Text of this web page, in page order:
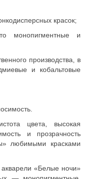
красок;
монопигментные и
производства, в
и кобальтовые
цвета, высокая
и прозрачность
любимыми красками
«Белые ночи»